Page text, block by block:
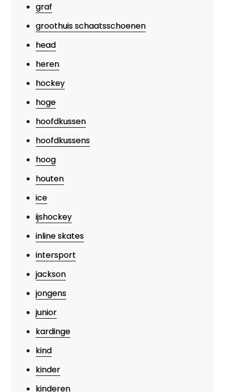
graf
groothuis schaatsschoenen
head
heren
hockey
hoge
hoofdkussen
hoofdkussens
hoog
houten
ice
ijshockey
inline skates
intersport
jackson
jongens
junior
kardinge
kind
kinder
kinderen